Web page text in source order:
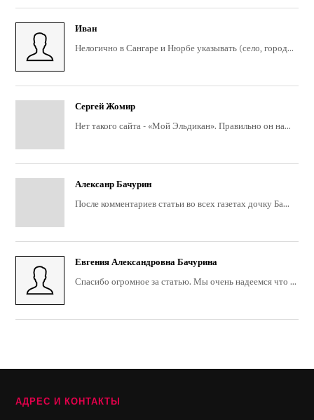
Иван
Нелогично в Сангаре и Нюрбе указывать (село, город...
Сергей Жомир
Нет такого сайта - «Мой Эльдикан». Правильно он на...
Алексанр Бачурин
После комментариев статьи во всех газетах дочку Ба...
Евгения Александровна Бачурина
Спасибо огромное за статью. Мы очень надеемся что ...
АДРЕС И КОНТАКТЫ